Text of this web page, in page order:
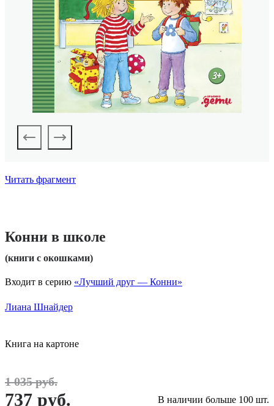
Читать фрагмент
Конни в школе
(книги с окошками)
Входит в серию «Лучший друг — Конни»
Лиана Шнайдер
Книга на картоне
1 035 руб.
737 руб. В наличии больше 100 шт.